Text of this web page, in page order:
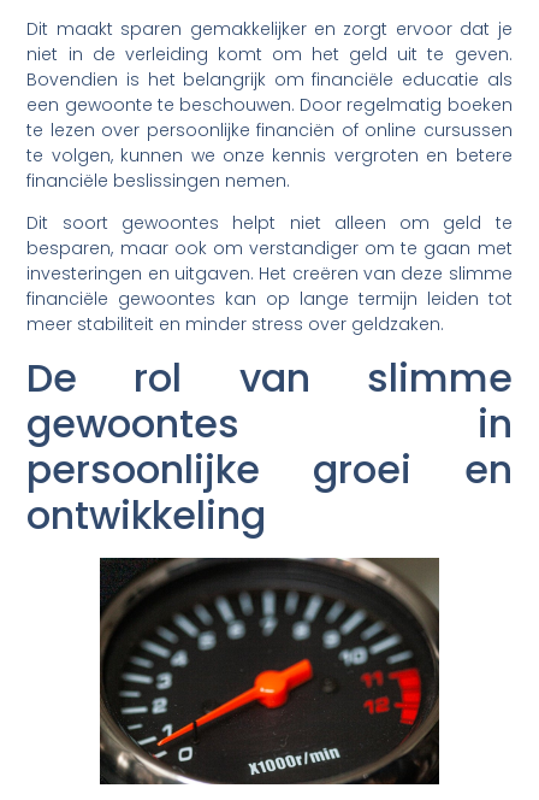
Dit maakt sparen gemakkelijker en zorgt ervoor dat je
niet in de verleiding komt om het geld uit te geven.
Bovendien is het belangrijk om financiële educatie als
een gewoonte te beschouwen. Door regelmatig boeken
te lezen over persoonlijke financiën of online cursussen
te volgen, kunnen we onze kennis vergroten en betere
financiële beslissingen nemen.
Dit soort gewoontes helpt niet alleen om geld te
besparen, maar ook om verstandiger om te gaan met
investeringen en uitgaven. Het creëren van deze slimme
financiële gewoontes kan op lange termijn leiden tot
meer stabiliteit en minder stress over geldzaken.
De rol van slimme
gewoontes in
persoonlijke groei en
ontwikkeling